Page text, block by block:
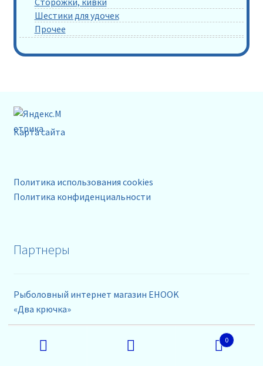
Шестики для удочек
Прочее
Карта сайта
Политика использования cookies
Политика конфиденциальности
Партнеры
Рыболовный интернет магазин EHOOK
«Два крючка»
Хозтовары оптом
Массаж в Мурино
0